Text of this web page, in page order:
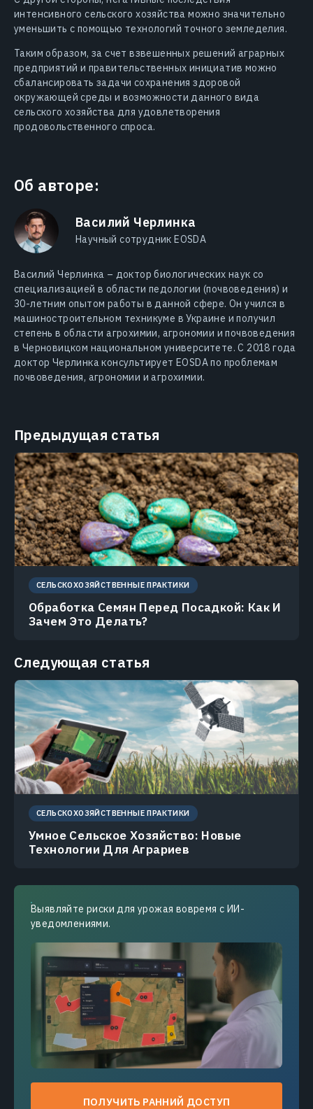
интенсивного сельского хозяйства можно значительно
уменьшить с помощью технологий точного земледелия.
Таким образом, за счет взвешенных решений аграрных
предприятий и правительственных инициатив можно
сбалансировать задачи сохранения здоровой
окружающей среды и возможности данного вида
сельского хозяйства для удовлетворения
продовольственного спроса.
Об авторе:
Василий Черлинка
Научный сотрудник EOSDA
Василий Черлинка – доктор биологических наук со
специализацией в области педологии (почвоведения) и
30-летним опытом работы в данной сфере. Он учился в
машиностроительном техникуме в Украине и получил
степень в области агрохимии, агрономии и почвоведения
в Черновицком национальном университете. С 2018 года
доктор Черлинка консультирует EOSDA по проблемам
почвоведения, агрономии и агрохимии.
Предыдущая статья
СЕЛЬСКОХОЗЯЙСТВЕННЫЕ ПРАКТИКИ
Обработка Семян Перед Посадкой: Как И
Зачем Это Делать?
Следующая статья
СЕЛЬСКОХОЗЯЙСТВЕННЫЕ ПРАКТИКИ
Умное Cельское Хозяйство: Новые
Технологии Для Аграриев
Выявляйте риски для урожая вовремя с ИИ-
уведомлениями.
ПОЛУЧИТЬ РАННИЙ ДОСТУП